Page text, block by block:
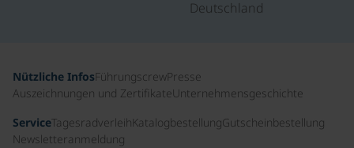
Deutschland
Nützliche InfosFührungscrewPresse
Auszeichnungen und ZertifikateUnternehmensgeschichte
ServiceTagesradverleihKatalogbestellungGutscheinbestellung
Newsletteranmeldung